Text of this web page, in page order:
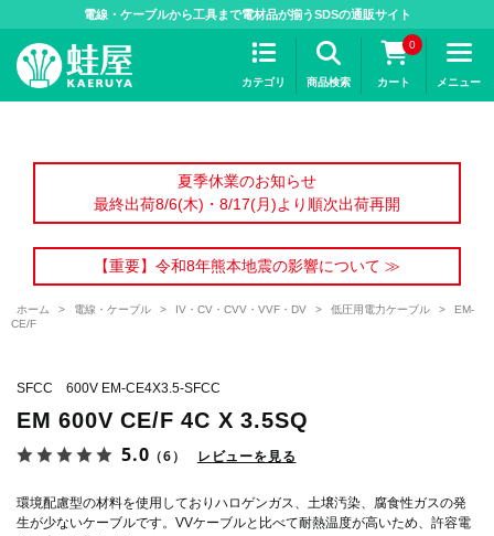
電線・ケーブルから工具まで電材品が揃うSDSの通販サイト
カテゴリ 商品検索
0
カート メニュー
夏季休業のお知らせ
最終出荷8/6(木)・8/17(月)より順次出荷再開
【重要】令和8年熊本地震の影響について ≫
ホーム > 電線・ケーブル > IV・CV・CVV・VVF・DV > 低圧用電力ケーブル >
EM-
CE/F
SFCC 600V EM-CE4X3.5-SFCC
EM 600V CE/F 4C X 3.5SQ
5.0 （6） レビューを見る
環境配慮型の材料を使用しておりハロゲンガス、土壌汚染、腐食性ガスの発
生が少ないケーブルです。VVケーブルと比べて耐熱温度が高いため、許容電